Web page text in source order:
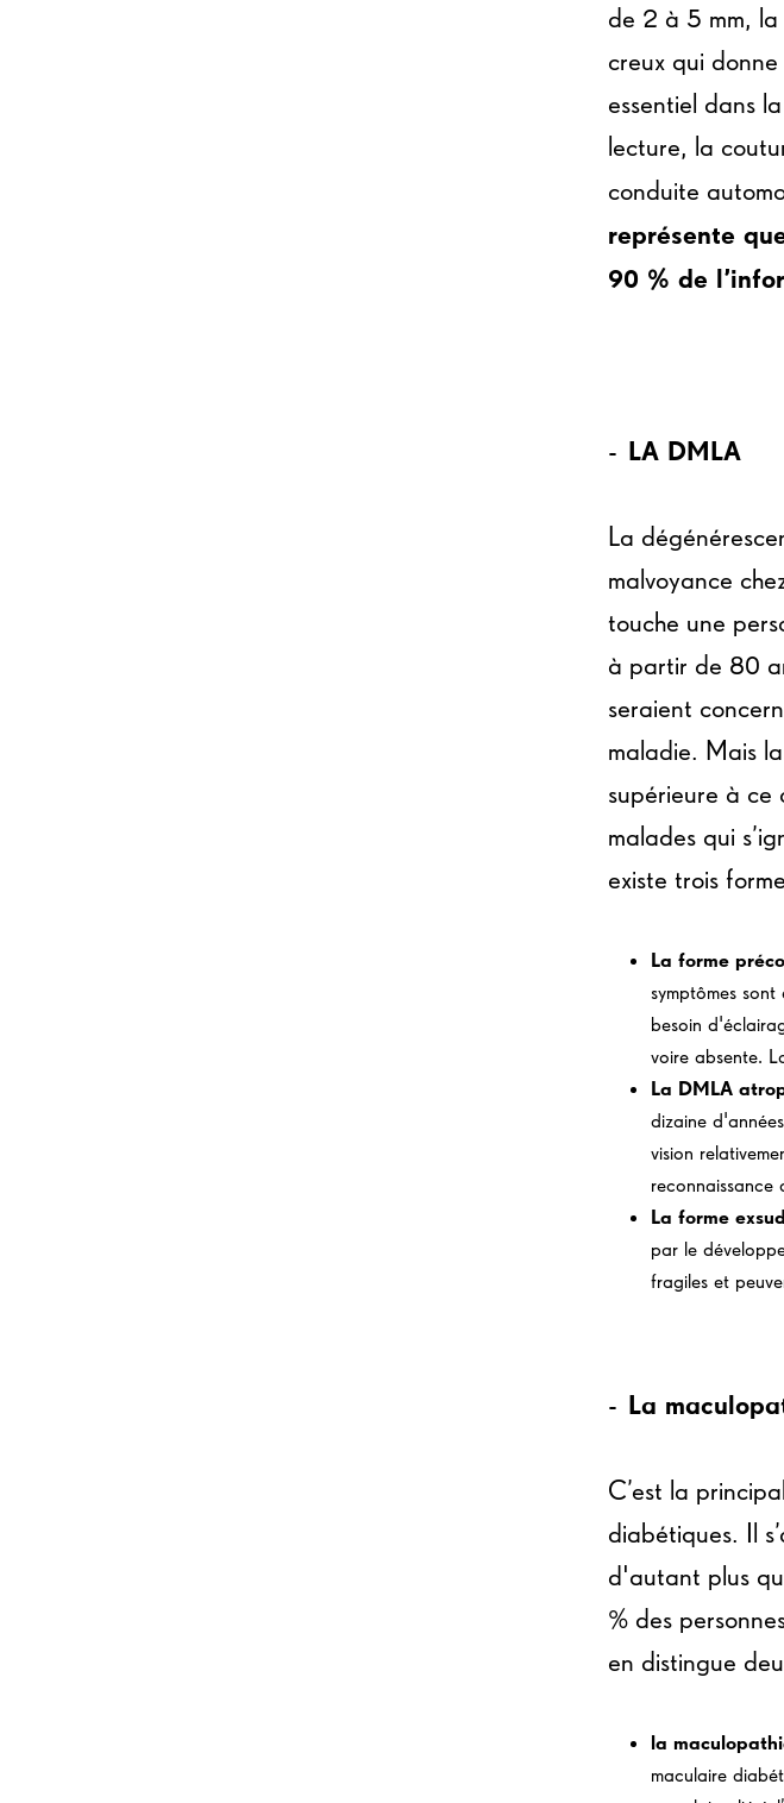
de 2 à 5 mm,
creux qui
essentiel dans
lecture, la
conduite
représente
90 % de
- LA DMLA
La
malvoyance
touche une
à partir de 80
seraient
maladie. Mais
supérieure à ce
malades qui
existe trois
La forme
symptômes
besoin
voire absente.
La DMLA
dizaine
vision
reconnaissance
La forme
par le
fragiles et
- La
C’est la
diabétiques. Il
d'autant plus
% des
en distingue
la
maculaire